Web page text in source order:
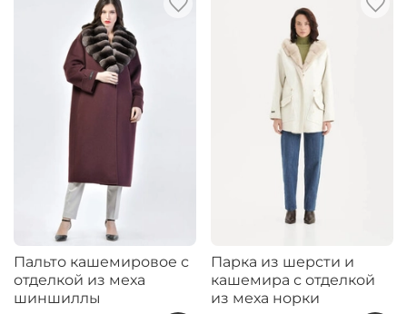
Пальто кашемировое с
отделкой из меха
шиншиллы
Парка из шерсти и
кашемира с отделкой
из меха норки